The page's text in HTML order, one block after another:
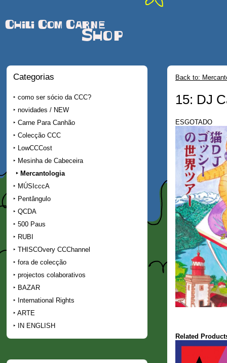
Chili Com Carne
Shop
Categorias
como ser sócio da CCC?
novidades / NEW
Carne Para Canhão
Colecção CCC
LowCCCost
Mesinha de Cabeceira
Mercantologia
MÚSIcccA
Pentângulo
QCDA
500 Paus
RUBI
THISCOvery CCChannel
fora de colecção
projectos colaborativos
BAZAR
International Rights
ARTE
IN ENGLISH
Back to:
15: DJ
ESGOTADO
Related